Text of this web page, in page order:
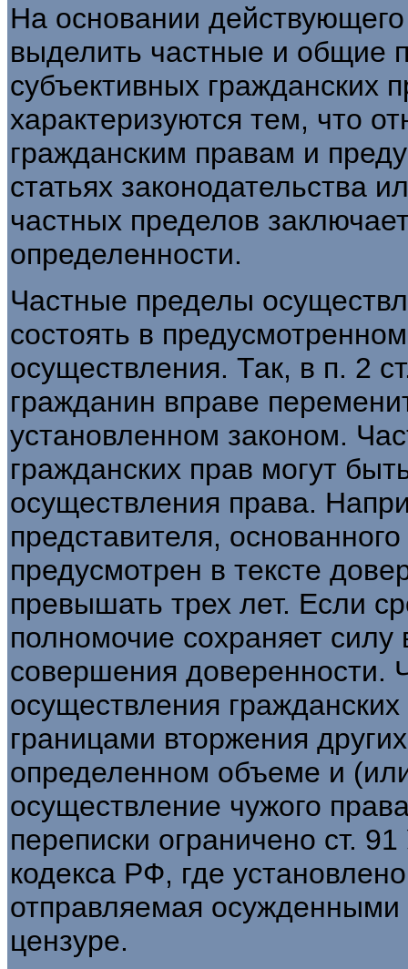
На основании
выделить частные и общие
субъективных гражданских
характеризуются тем, что
гражданским правам и
статьях законодательства
частных пределов
определенности.
Частные пределы
состоять в
осуществления. Так, в п. 2
гражданин вправе
установленном законом.
гражданских прав могут
осуществления права.
представителя,
предусмотрен в тексте
превышать трех лет. Если
полномочие сохраняет силу
совершения доверенности.
осуществления
границами вторжения
определенном объеме и
осуществление чужого
переписки ограничено ст.
кодекса РФ, где
отправляемая осужденными
цензуре.